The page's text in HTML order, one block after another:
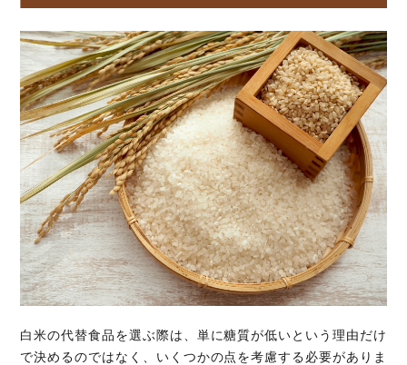
白米の代替食品を選ぶ際は、単に糖質が低いという理由だけ
で決めるのではなく、いくつかの点を考慮する必要がありま